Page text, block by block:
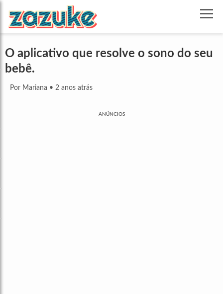
O aplicativo que resolve o sono do seu
bebê.
Por Mariana • 2 anos atrás
ANÚNCIOS